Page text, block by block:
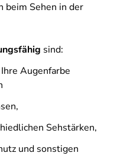
Sehen in der
sind:
Augenfarbe
Sehstärken,
und sonstigen